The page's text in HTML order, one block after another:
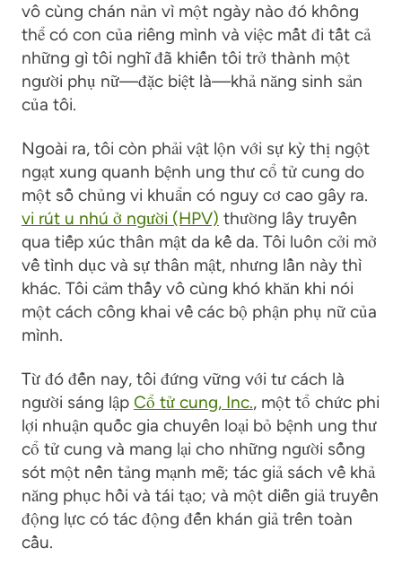
vô cùng chán nản vì một ngày nào đó không
thể có con của riêng mình và việc mất đi tất cả
những gì tôi nghĩ đã khiến tôi trở thành một
người phụ nữ—đặc biệt là—khả năng sinh sản
của tôi.
Ngoài ra, tôi còn phải vật lộn với sự kỳ thị ngột
ngạt xung quanh bệnh ung thư cổ tử cung do
một số chủng vi khuẩn có nguy cơ cao gây ra.
vi rút u nhú ở người (HPV) thường lây truyền
qua tiếp xúc thân mật da kề da. Tôi luôn cởi mở
về tình dục và sự thân mật, nhưng lần này thì
khác. Tôi cảm thấy vô cùng khó khăn khi nói
một cách công khai về các bộ phận phụ nữ của
mình.
Từ đó đến nay, tôi đứng vững với tư cách là
người sáng lập Cổ tử cung, Inc., một tổ chức phi
lợi nhuận quốc gia chuyên loại bỏ bệnh ung thư
cổ tử cung và mang lại cho những người sống
sót một nền tảng mạnh mẽ; tác giả sách về khả
năng phục hồi và tái tạo; và một diễn giả truyền
động lực có tác động đến khán giả trên toàn
cầu.